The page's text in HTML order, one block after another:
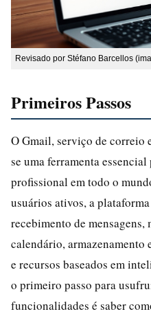
Revisado por Stéfano Barcellos
Primeiros Passos
O Gmail, serviço de correio
se uma ferramenta
profissional em todo o
usuários ativos, a
recebimento de mensagens,
calendário, armazenamento
e recursos baseados em
o primeiro passo para
funcionalidades é saber